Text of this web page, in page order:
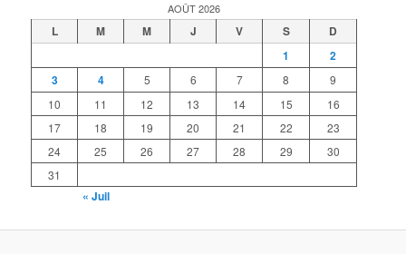
AOÛT 2026
L M M J V S
D
1
2
3
4 5 6 7 8
9
10
11 12 13 14 15
16
17
18 19 20 21 22
23
24
25 26 27 28 29
30
31
« Juil